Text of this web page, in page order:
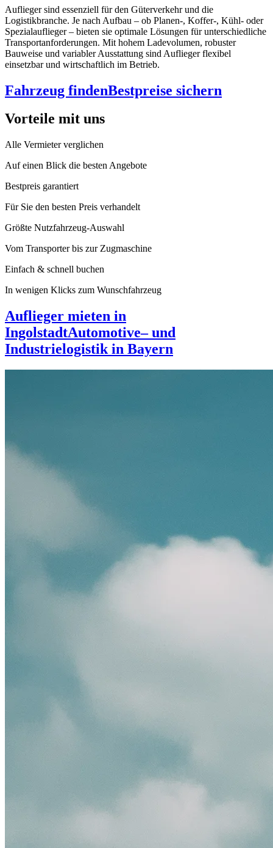
Auflieger sind essenziell für den Güterverkehr und die
Logistikbranche. Je nach Aufbau – ob Planen-, Koffer-, Kühl- oder
Spezialauflieger – bieten sie optimale Lösungen für unterschiedliche
Transportanforderungen. Mit hohem Ladevolumen, robuster
Bauweise und variabler Ausstattung sind Auflieger flexibel
einsetzbar und wirtschaftlich im Betrieb.
Fahrzeug findenBestpreise sichern
Vorteile mit uns
Alle Vermieter verglichen
Auf einen Blick die besten Angebote
Bestpreis garantiert
Für Sie den besten Preis verhandelt
Größte Nutzfahrzeug-Auswahl
Vom Transporter bis zur Zugmaschine
Einfach & schnell buchen
In wenigen Klicks zum Wunschfahrzeug
Auflieger mieten in
IngolstadtAutomotive– und
Industrielogistik in Bayern